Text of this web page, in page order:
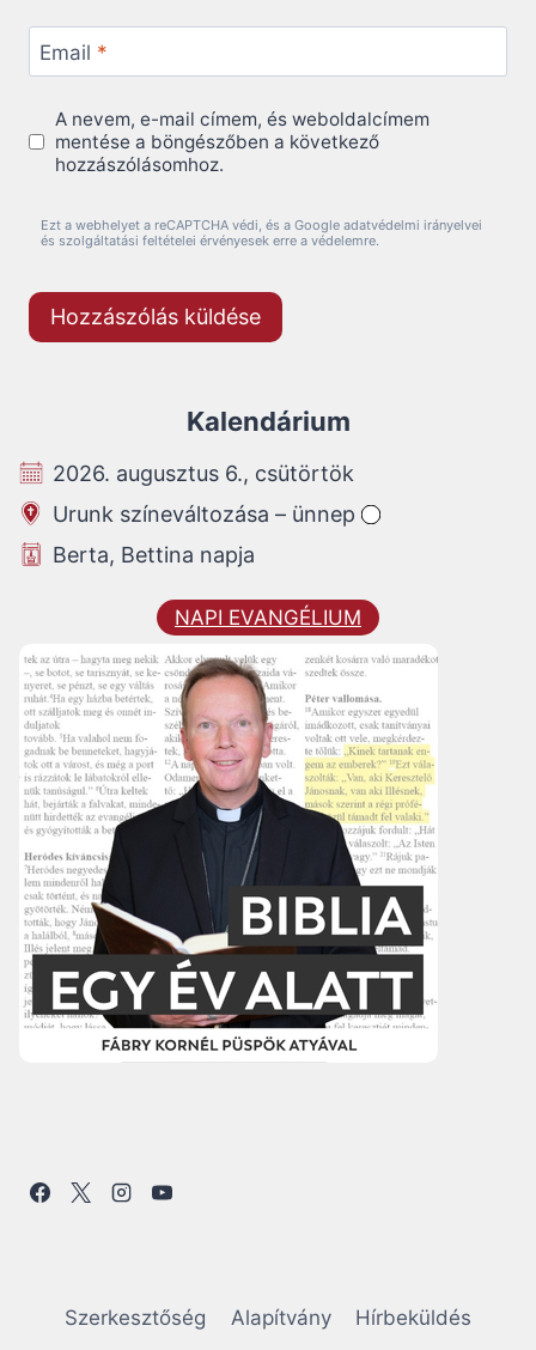
Email *
A nevem, e-mail címem, és weboldalcímem
mentése a böngészőben a következő
hozzászólásomhoz.
Ezt a webhelyet a reCAPTCHA védi, és a Google adatvédelmi irányelvei
és szolgáltatási feltételei érvényesek erre a védelemre.
Kalendárium
2026. augusztus 6., csütörtök
Urunk színeváltozása – ünnep
Berta, Bettina napja
NAPI EVANGÉLIUM
Szerkesztőség Alapítvány Hírbeküldés